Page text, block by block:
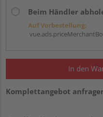
Beim Händler
Auf Vorbestellung:
In den
Komplettangebot